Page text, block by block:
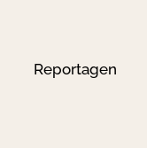
Reportagen